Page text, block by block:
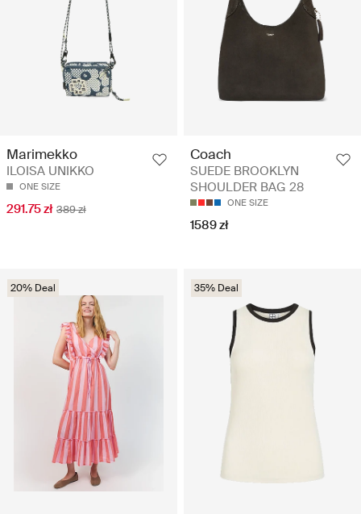
Marimekko
ILOISA UNIKKO
ONE SIZE
291.75 zł 389 zł
Coach
SUEDE BROOKLYN
SHOULDER BAG 28
ONE SIZE
1589 zł
20% Deal 35% Deal